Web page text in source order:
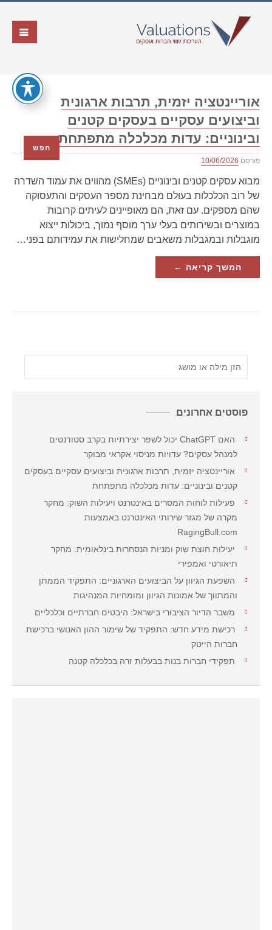
אוריינטציה יזמית, תרבות ארגונית
וביצועים עסקיים בעסקים קטנים
ובינוניים: עדות מכלכלה מתפתחת
פורסם 10/06/2026
מבוא עסקים קטנים ובינוניים (SMEs) מהווים את עמוד השדרה
של רוב הכלכלות בעולם מבחינת מספר העסקים והתעסוקה
שהם מספקים. עם זאת, הם מאופיינים לעיתים קרובות
במוצרים ובשירותים בעלי ערך מוסף נמוך, ביכולות ייצוא
מוגבלות ובמגבלות משאבים שמחלישות את עמידותם בפני…
המשך קריאה ←
חפש
פוסטים אחרונים
האם ChatGPT יכול לשפר יצירתיות בקרב סטודנטים
למנהל עסקים? עדויות מניסוי אקראי מבוקר
אוריינטציה יזמית, תרבות ארגונית וביצועים עסקיים בעסקים
קטנים ובינוניים: עדות מכלכלה מתפתחת
פעילות לוחות המסרים באינטרנט ויעילות השוק: מחקר
מקרה של מגזר שירותי האינטרנט באמצעות
RagingBull.com
יעילות חוצת שוק ומניות הנסחרות בינלאומית: מחקר
תיאורטי ואמפירי
השפעת הגיוון על הביצועים הארגוניים: התפקיד הממתן
והמתווך של אמונות הגיוון ומומחיות המנהיגות
משבר הדיור הציבורי בישראל: היבטים חברתיים וכלכליים
רכישת מידע חדש: התפקיד של שימור ההון האנושי ברכישת
חברות הייטק
תפקידי חברות בנות בבעלות זרה בכלכלה קטנה